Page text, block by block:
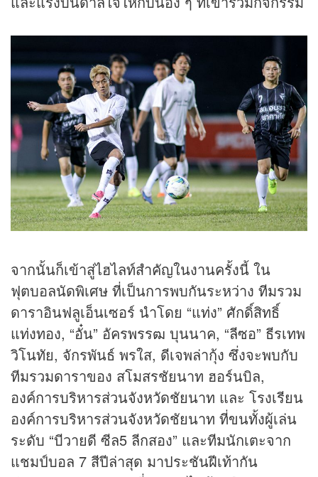
จากนั้นก็เข้าสู่ไฮไลท์สำคัญในงานครั้งนี้ ใน
ฟุตบอลนัดพิเศษ ที่เป็นการพบกันระหว่าง ทีมรวม
ดาราอินฟลูเอ็นเซอร์ นำโดย “แท่ง” ศักดิ์สิทธิ์
แท่งทอง, “อั๋น” อัครพรรฒ บุนนาค, “ลีซอ” ธีรเทพ
วิโนทัย, จักรพันธ์ พรใส, ดีเจพล่ากุ้ง ซึ่งจะพบกับ
ทีมรวมดาราของ สโมสรชัยนาท ฮอร์นบิล,
องค์การบริหารส่วนจังหวัดชัยนาท และ โรงเรียน
องค์การบริหารส่วนจังหวัดชัยนาท ที่ขนทั้งผู้เล่น
ระดับ “บีวายดี ซีล5 ลีกสอง” และทีมนักเตะจาก
แชมป์บอล 7 สีปีล่าสุด มาประชันฝีเท้ากัน